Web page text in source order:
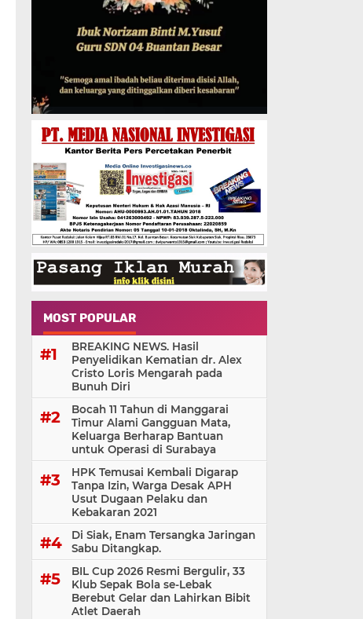
MOST POPULAR
BREAKING NEWS. Hasil
Penyelidikan Kematian dr. Alex
Cristo Loris Mengarah pada
Bunuh Diri
Bocah 11 Tahun di Manggarai
Timur Alami Gangguan Mata,
Keluarga Berharap Bantuan
untuk Operasi di Surabaya
HPK Temusai Kembali Digarap
Tanpa Izin, Warga Desak APH
Usut Dugaan Pelaku dan
Kebakaran 2021
Di Siak, Enam Tersangka Jaringan
Sabu Ditangkap.
BIL Cup 2026 Resmi Bergulir, 33
Klub Sepak Bola se-Lebak
Berebut Gelar dan Lahirkan Bibit
Atlet Daerah